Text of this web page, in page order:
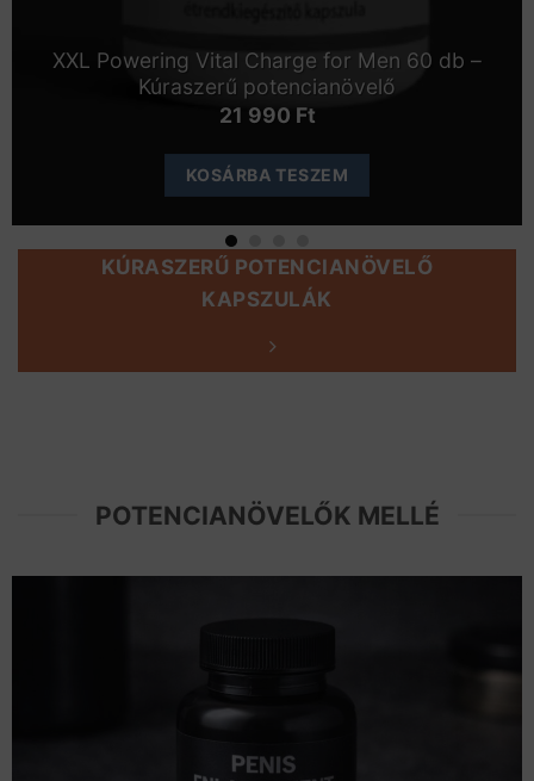
XXL Powering Vital Charge for Men 60 db –
Kúraszerű potencianövelő
21 990 Ft
KOSÁRBA TESZEM
KÚRASZERŰ POTENCIANÖVELŐ
KAPSZULÁK
POTENCIANÖVELŐK MELLÉ